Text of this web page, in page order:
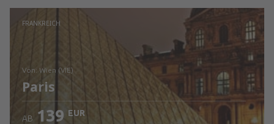
FRANKREICH
von: Wien (VIE)
Paris
AB 139 EUR